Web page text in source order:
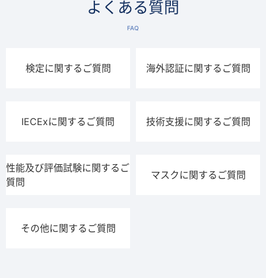
よくある質問
FAQ
検定に関するご質問 海外認証に関するご質問
IECExに関するご質問 技術支援に関するご質問
性能及び評価試験に関するご
質問
マスクに関するご質問
その他に関するご質問